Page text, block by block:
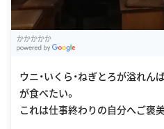
かかかかか
ウニ・いくら・ねぎとろが溢れ
が食べたい。
これは仕事終わりの自分へご褒